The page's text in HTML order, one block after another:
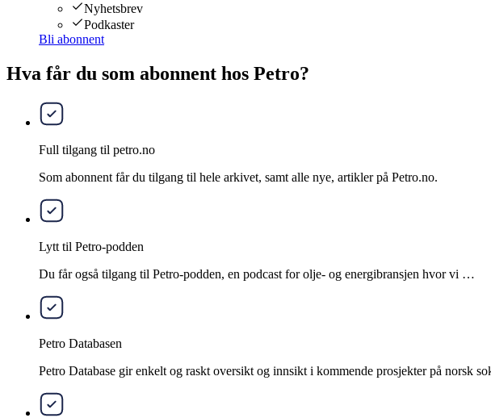
Nyhetsbrev
Podkaster
Bli abonnent
Hva får du som abonnent hos Petro?
Full tilgang til petro.no
Som abonnent får du tilgang til hele arkivet, samt alle nye, artikler på Petro.no.
Lytt til Petro-podden
Du får også tilgang til Petro-podden, en podcast for olje- og energibransjen hvor vi …
Petro Databasen
Petro Database gir enkelt og raskt oversikt og innsikt i kommende prosjekter på norsk